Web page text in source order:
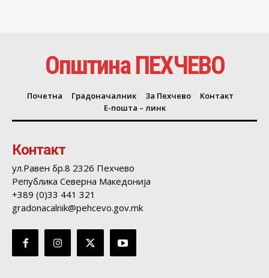
Општина ПЕХЧЕВО
Почетна Градоначалник За Пехчево
Контакт
Е-пошта – линк
Контакт
ул.Равен бр.8 2326 Пехчево
Република Северна Македонија
+389 (0)33 441 321
gradonacalnik@pehcevo.gov.mk